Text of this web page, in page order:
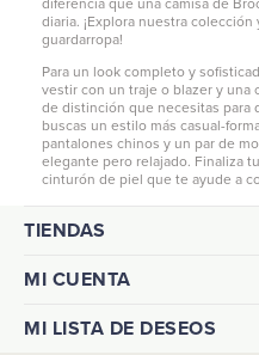
diaria. ¡Explora nuestra
guardarropa!
Para un look completo y
vestir con un traje o blazer y una
de distinción que necesitas para
buscas un estilo más casual-
pantalones chinos y un par de
elegante pero relajado. Finaliza
cinturón de piel que te ayude a
TIENDAS
MI CUENTA
MI LISTA DE DESEOS